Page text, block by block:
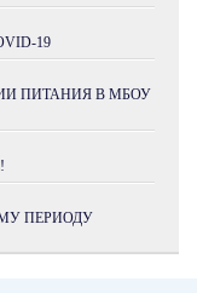
19
ПИТАНИЯ В МБОУ
ПЕРИОДУ